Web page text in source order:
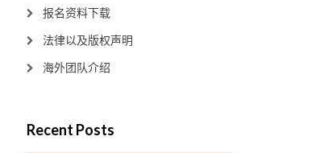
报名资料下载
法律以及版权声明
海外团队介绍
Recent Posts